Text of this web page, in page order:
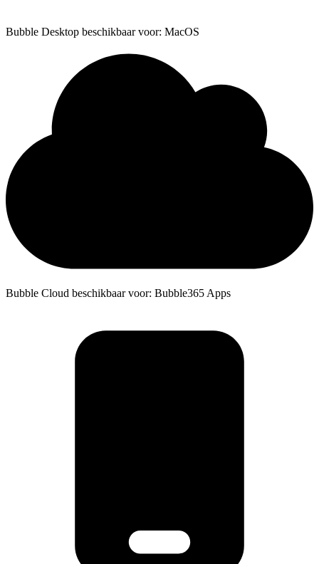
Bubble Desktop beschikbaar voor: MacOS
Bubble Cloud beschikbaar voor: Bubble365 Apps